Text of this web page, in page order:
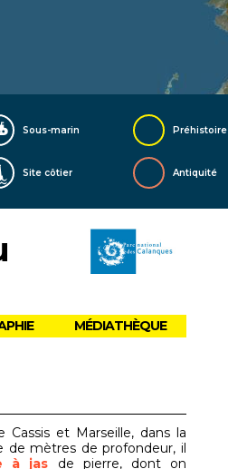
Sous-marin
Site côtier
Préhistoire
Antiquité
MÉDIATHÈQUE
et Marseille, dans la
de mètres de profondeur, il
à jas de pierre, dont on